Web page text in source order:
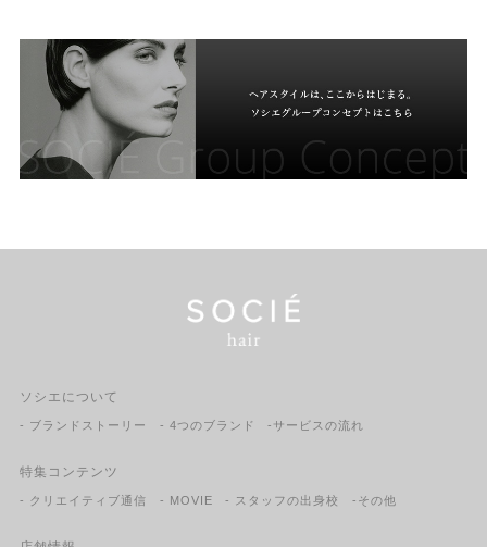
ソシエについて
- ブランドストーリー - 4つのブランド -サービスの流れ
特集コンテンツ
- クリエイティブ通信 - MOVIE - スタッフの出身校 -その他